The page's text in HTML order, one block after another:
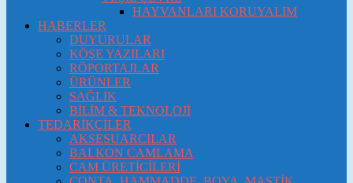
HAYVANLARI KORUYALIM
HABERLER
DUYURULAR
KÖŞE YAZILARI
RÖPORTAJLAR
ÜRÜNLER
SAĞLIK
BİLİM & TEKNOLOJİ
TEDARİKÇİLER
AKSESUARCILAR
BALKON CAMLAMA
CAM ÜRETİCİLERİ